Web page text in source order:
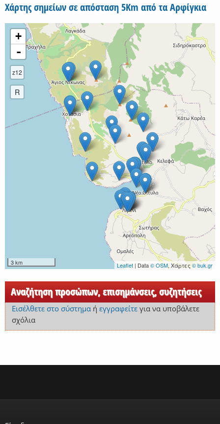
Χάρτης σημείων σε απόσταση 5Km από τα Αρφίγκια
+
-
z12
R
3 km Leaflet | Data© OSM, Χάρτες© buk.gr
Αναζήτηση προσώπων, επισημάνσεις, συζητήσεις
Εισέλθετε στο σύστημαή εγγραφείτεγια να υποβάλετε
σχόλια